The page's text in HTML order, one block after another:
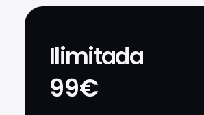
Ilimitada
99€